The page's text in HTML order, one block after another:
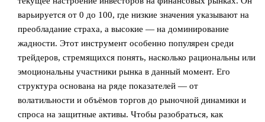
варьируется от 0 до 100, где низкие значения указывают на
преобладание страха, а высокие — на доминирование
жадности. Этот инструмент особенно популярен среди
трейдеров, стремящихся понять, насколько рациональны или
эмоциональны участники рынка в данный момент. Его
структура основана на ряде показателей — от
волатильности и объёмов торгов до рыночной динамики и
спроса на защитные активы. Чтобы разобраться, как